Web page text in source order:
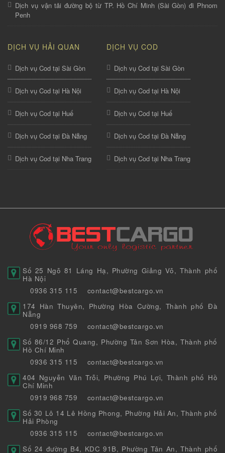
Dịch vụ vận tải đường bộ từ TP. Hồ Chí Minh (Sài Gòn) đi Phnom
Penh
DỊCH VỤ HẢI QUAN
Dịch vụ Cod tại Sài Gòn
Dịch vụ Cod tại Hà Nội
Dịch vụ Cod tại Huế
Dịch vụ Cod tại Đà Nẵng
Dịch vụ Cod tại Nha Trang
DỊCH VỤ COD
Dịch vụ Cod tại Sài Gòn
Dịch vụ Cod tại Hà Nội
Dịch vụ Cod tại Huế
Dịch vụ Cod tại Đà Nẵng
Dịch vụ Cod tại Nha Trang
Số 25 Ngõ 81 Láng Hạ, Phường Giảng Võ, Thành phố
Hà Nội
0936 315 115
contact@bestcargo.vn
174 Hàn Thuyên, Phường Hòa Cường, Thành phố Đà
Nẵng
0919 968 759
contact@bestcargo.vn
Số 86/12 Phổ Quang, Phường Tân Sơn Hòa, Thành phố
Hồ Chí Minh
0936 315 115
contact@bestcargo.vn
404 Nguyễn Văn Trỗi, Phường Phú Lợi, Thành phố Hồ
Chí Minh
0919 968 759
contact@bestcargo.vn
Số 30 Lô 14 Lê Hồng Phong, Phường Hải An, Thành phố
Hải Phòng
0936 315 115
contact@bestcargo.vn
Số 24 đường B4, KDC 91B, Phường Tân An, Thành phố